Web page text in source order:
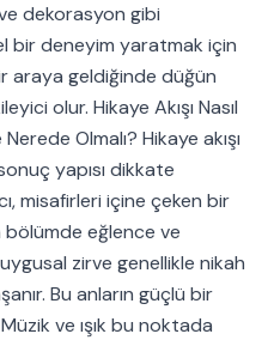
dekorasyon gibi
bir deneyim yaratmak için
araya geldiğinde düğün
olur. Hikaye Akışı Nasıl
Olmalı? Hikaye akışı
yapısı dikkate
misafirleri içine çeken bir
bölümde eğlence ve
zirve genellikle nikah
Bu anların güçlü bir
ve ışık bu noktada